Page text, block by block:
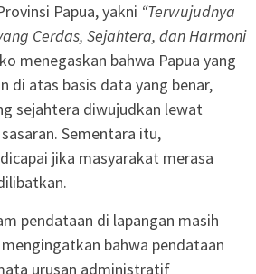
Papua, yakni “Terwujudnya
Cerdas, Sejahtera, dan Harmoni
menegaskan bahwa Papua yang
di atas basis data yang benar,
sejahtera diwujudkan lewat
Sementara itu,
jika masyarakat merasa
pendataan di lapangan masih
bahwa pendataan
urusan administratif